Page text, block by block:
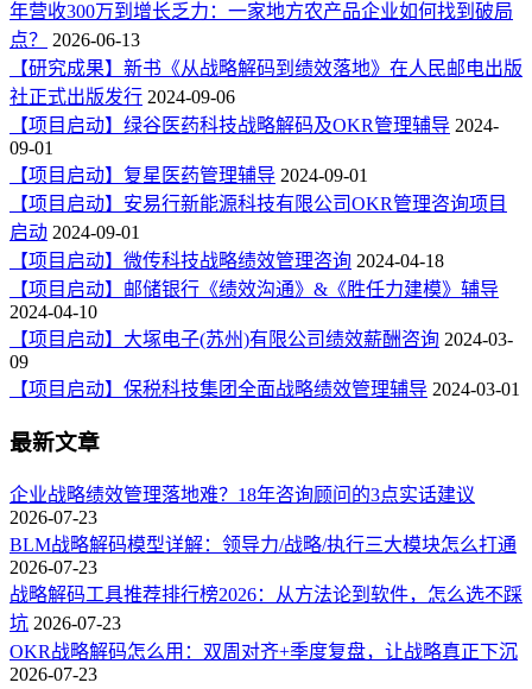
年营收300万到增长乏力：一家地方农产品企业如何找到破局
点？
2026-06-13
【研究成果】新书《从战略解码到绩效落地》在人民邮电出版
社正式出版发行 2024-09-06
【项目启动】绿谷医药科技战略解码及OKR管理辅导 2024-
09-01
【项目启动】复星医药管理辅导 2024-09-01
【项目启动】安易行新能源科技有限公司OKR管理咨询项目
启动 2024-09-01
【项目启动】微传科技战略绩效管理咨询 2024-04-18
【项目启动】邮储银行《绩效沟通》&《胜任力建模》辅导
2024-04-10
【项目启动】大塚电子(苏州)有限公司绩效薪酬咨询 2024-03-
09
【项目启动】保税科技集团全面战略绩效管理辅导 2024-03-01
最新文章
企业战略绩效管理落地难？18年咨询顾问的3点实话建议
2026-07-23
BLM战略解码模型详解：领导力/战略/执行三大模块怎么打通
2026-07-23
战略解码工具推荐排行榜2026：从方法论到软件，怎么选不踩
坑 2026-07-23
OKR战略解码怎么用：双周对齐+季度复盘，让战略真正下沉
2026-07-23